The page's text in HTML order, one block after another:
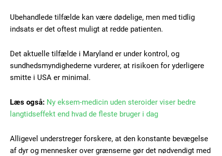
Orci varius natoque dolor
Member full access
100DKK / year
Ubehandlede tilfælde kan være dødelige, men med tidlig
indsats er det oftest muligt at redde patienten.
Det aktuelle tilfælde i Maryland er under kontrol, og
sundhedsmyndighederne vurderer, at risikoen for yderligere
smitte i USA er minimal.
Læs også: Ny eksem-medicin uden steroider viser bedre
langtidseffekt end hvad de fleste bruger i dag
Alligevel understreger forskere, at den konstante bevægelse
af dyr og mennesker over grænserne gør det nødvendigt med